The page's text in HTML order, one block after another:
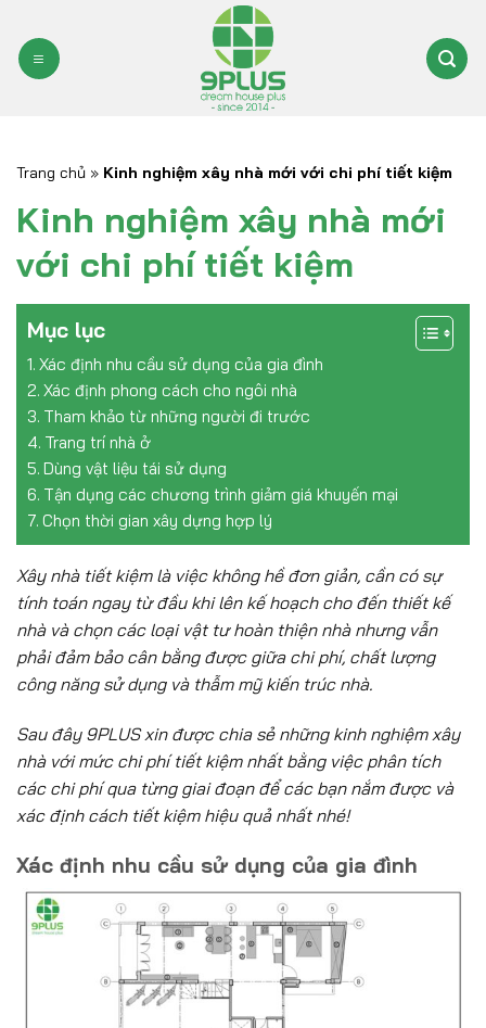
qua
nội
Trang chủ » Kinh nghiệm xây nhà mới với chi phí tiết kiệm
Kinh nghiệm xây nhà mới
với chi phí tiết kiệm
Mục lục
Xác định nhu cầu sử dụng của gia đình
Xác định phong cách cho ngôi nhà
Tham khảo từ những người đi trước
Trang trí nhà ở
Dùng vật liệu tái sử dụng
Tận dụng các chương trình giảm giá khuyến mại
Chọn thời gian xây dựng hợp lý
Xây nhà tiết kiệm là việc không hề đơn giản, cần có sự
tính toán ngay từ đầu khi lên kế hoạch cho đến thiết kế
nhà và chọn các loại vật tư hoàn thiện nhà nhưng vẫn
phải đảm bảo cân bằng được giữa chi phí, chất lượng
công năng sử dụng và thẫm mỹ kiến trúc nhà.
Sau đây 9PLUS xin được chia sẻ những kinh nghiệm xây
nhà với mức chi phí tiết kiệm nhất bằng việc phân tích
các chi phí qua từng giai đoạn để các bạn nắm được và
xác định cách tiết kiệm hiệu quả nhất nhé!
Xác định nhu cầu sử dụng của gia đình